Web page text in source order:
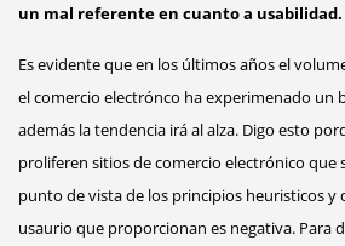
un mal referente en cuanto a usabilidad.
Es evidente que en los últimos años el
el comercio electrónco ha experimenado un
además la tendencia irá al alza. Digo esto
proliferen sitios de comercio electrónico que
punto de vista de los principios heuristicos y
usaurio que proporcionan es negativa. Para